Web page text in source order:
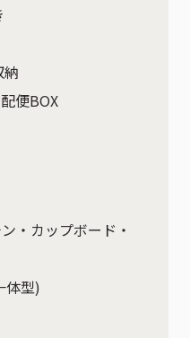
便BOX
・カップボード・
体型)